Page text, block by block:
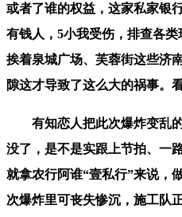
或者了谁的权益，这家私家银
有钱人，5小我受伤，排查各
挨着泉城广场、芙蓉街这些济
隙这才导致了这么大的祸事。
有知恋人把此次爆炸变乱的
没了，是不是实跟上节拍、一
就拿农行阿谁“壹私行”来说，
次爆炸里可丧失惨沉，施工队